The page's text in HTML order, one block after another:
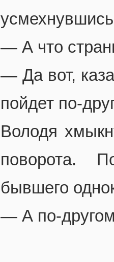
— А что
— Да вот,
пойдет по-
Володя
поворота.
бывшего
— А по-